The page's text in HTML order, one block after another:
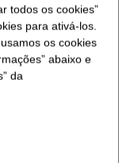
?
de
para oferecer
boa repelência
todos os cookies”
para ativá-los.
os cookies
abaixo e
da